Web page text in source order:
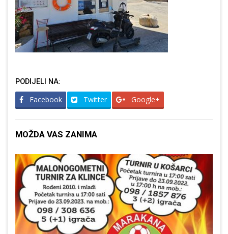
PODIJELI NA:
Facebook Twitter Google+
MOŽDA VAS ZANIMA